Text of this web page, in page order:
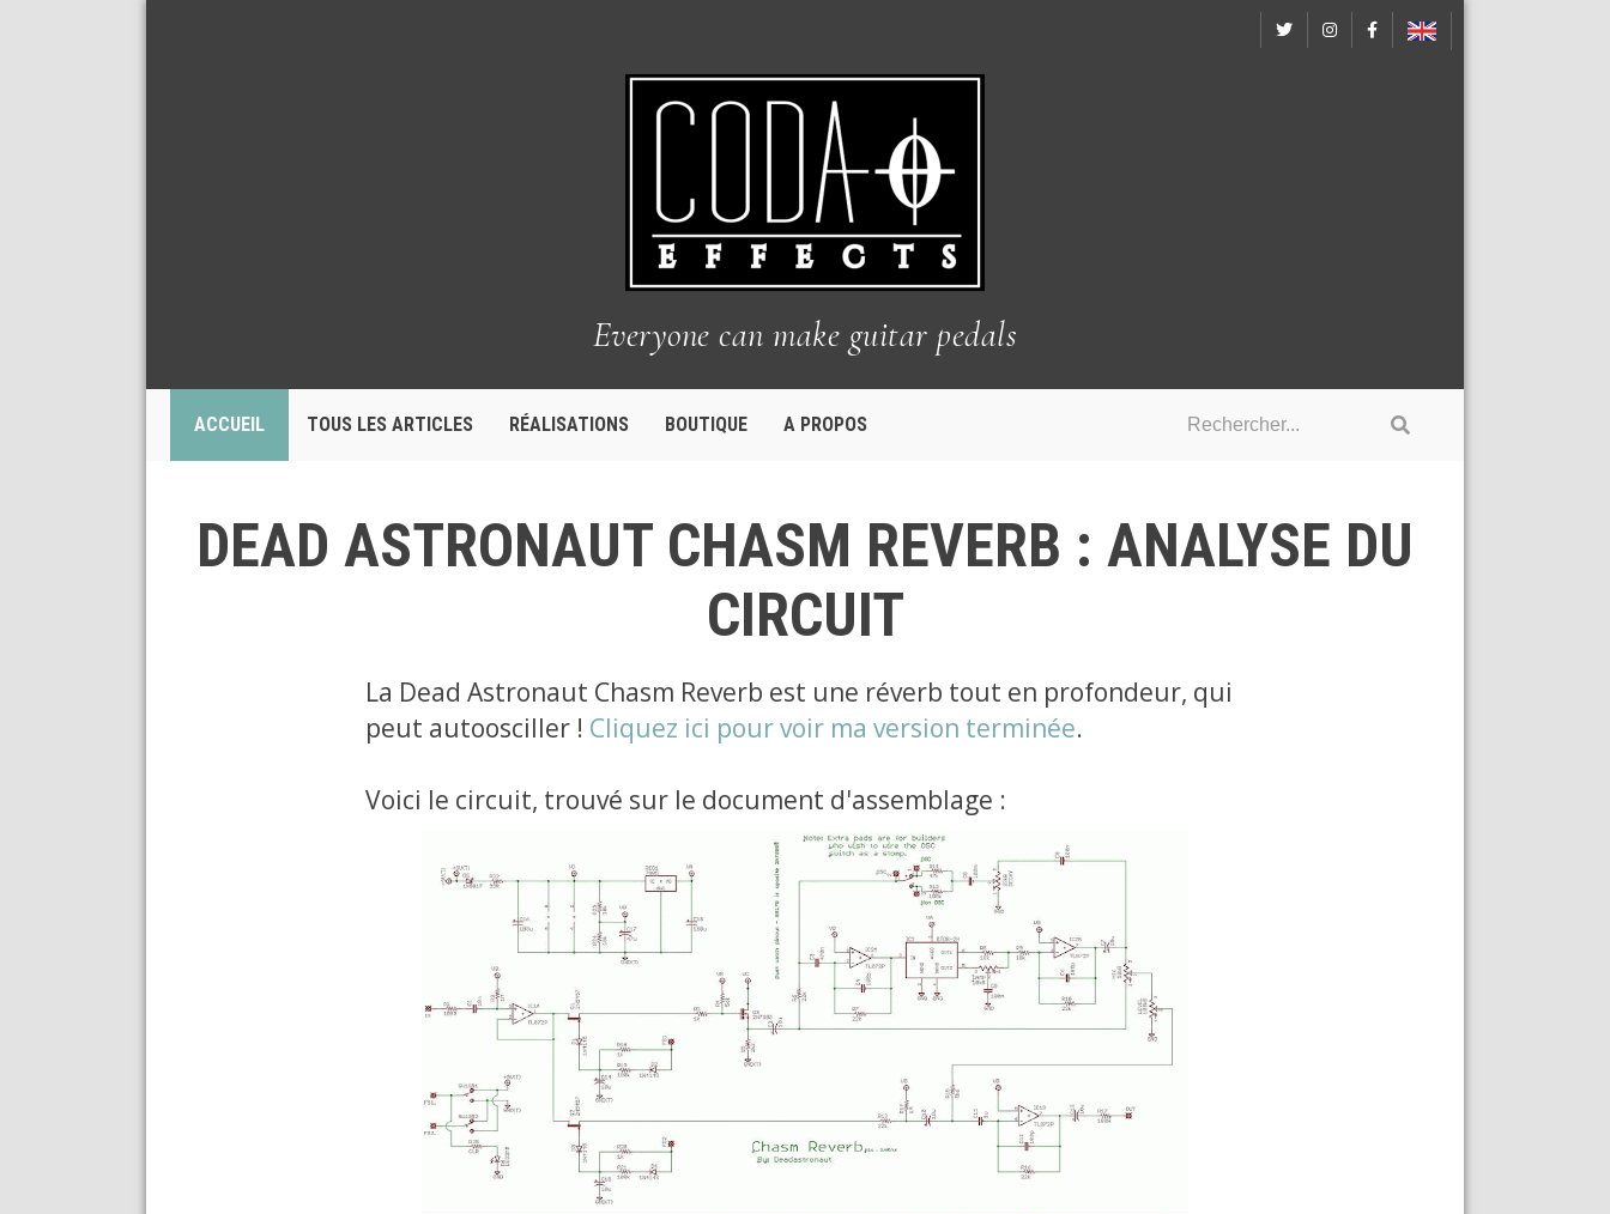
Everyone can make guitar pedals
ACCUEIL TOUS LES ARTICLES RÉALISATIONS BOUTIQUE A PROPOS
DEAD ASTRONAUT CHASM REVERB : ANALYSE DU
CIRCUIT
La Dead Astronaut Chasm Reverb est une réverb tout en profondeur, qui
peut autoosciller ! Cliquez ici pour voir ma version terminée.
Voici le circuit, trouvé sur le document d'assemblage :